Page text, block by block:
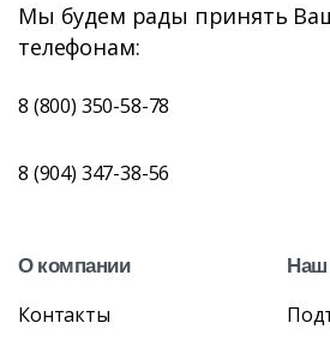
Мы будем рады принять
телефонам:
8 (800) 350-58-78
8 (904) 347-38-56
Окомпании
Контакты
Наш